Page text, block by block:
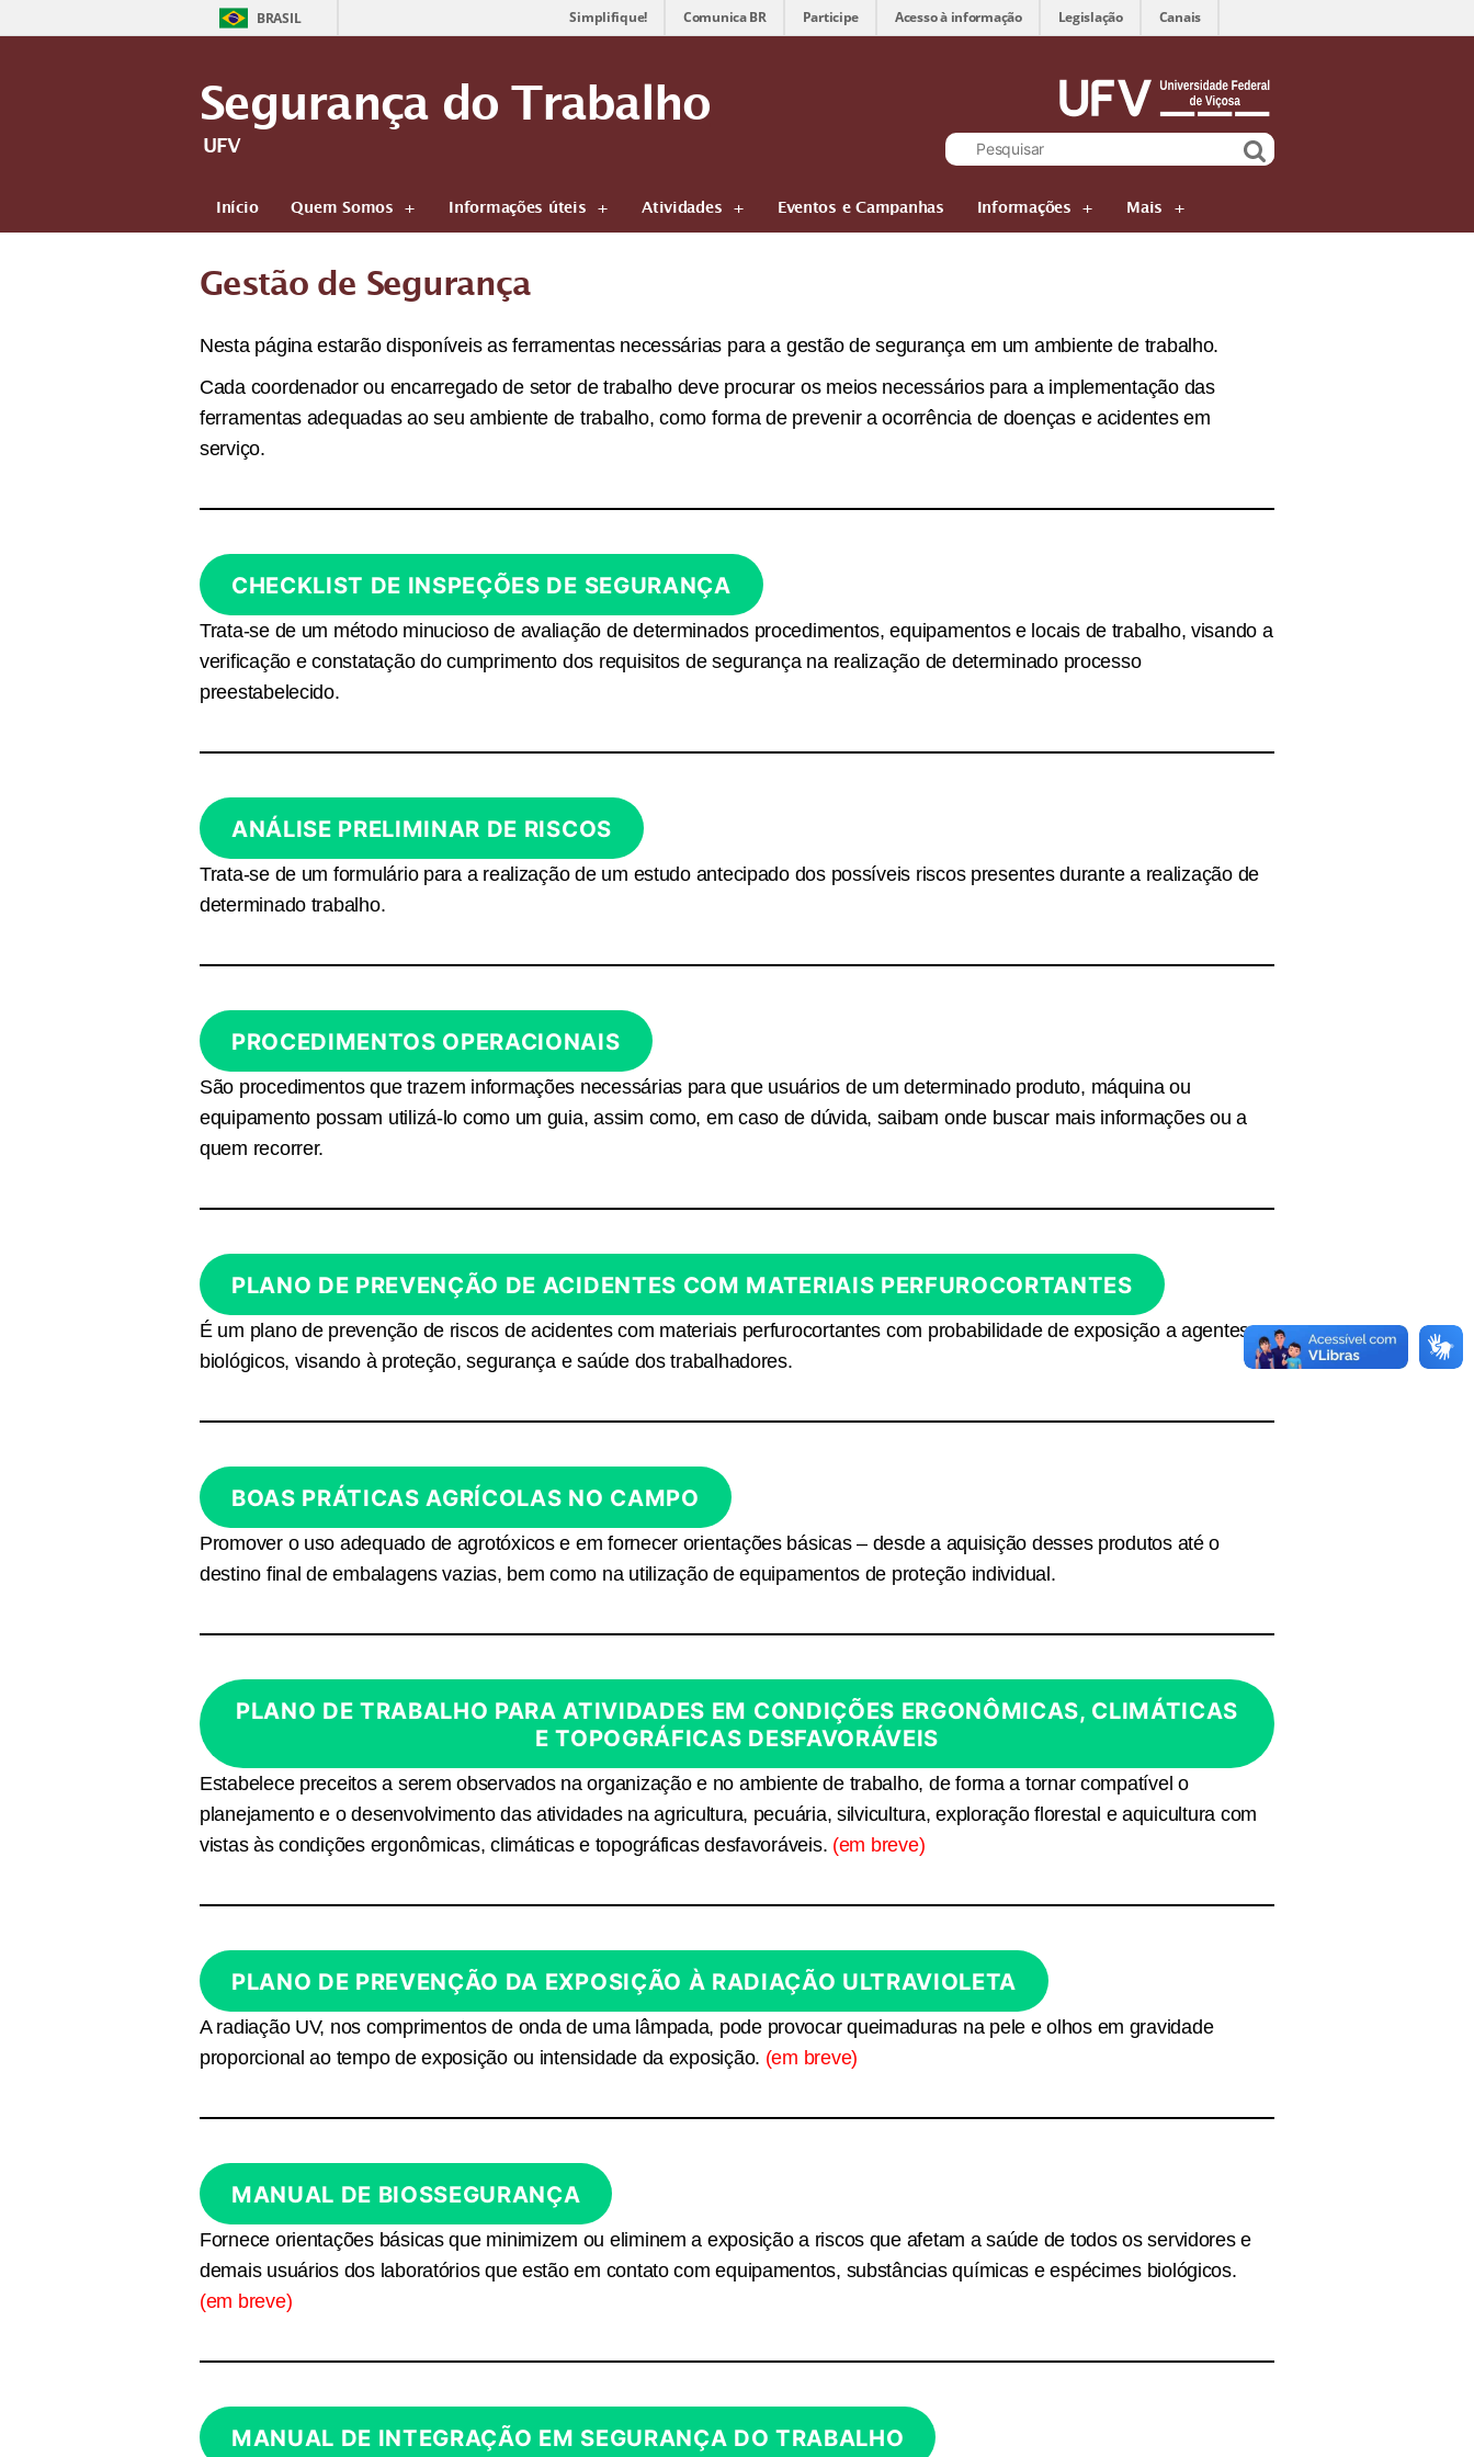
BRASIL Simplifique! Comunica BR Participe Acesso à informação Legislação Canais
Segurança do Trabalho
UFV
Início Quem Somos Informações úteis Atividades Eventos e Campanhas Informações Mais
Gestão de Segurança
Nesta página estarão disponíveis as ferramentas necessárias para a gestão de segurança em um ambiente de trabalho.
Cada coordenador ou encarregado de setor de trabalho deve procurar os meios necessários para a implementação das
ferramentas adequadas ao seu ambiente de trabalho, como forma de prevenir a ocorrência de doenças e acidentes em
serviço.
CHECKLIST DE INSPEÇÕES DE SEGURANÇA
Trata-se de um método minucioso de avaliação de determinados procedimentos, equipamentos e locais de trabalho, visando a
verificação e constatação do cumprimento dos requisitos de segurança na realização de determinado processo
preestabelecido.
ANÁLISE PRELIMINAR DE RISCOS
Trata-se de um formulário para a realização de um estudo antecipado dos possíveis riscos presentes durante a realização de
determinado trabalho.
PROCEDIMENTOS OPERACIONAIS
São procedimentos que trazem informações necessárias para que usuários de um determinado produto, máquina ou
equipamento possam utilizá-lo como um guia, assim como, em caso de dúvida, saibam onde buscar mais informações ou a
quem recorrer.
PLANO DE PREVENÇÃO DE ACIDENTES COM MATERIAIS PERFUROCORTANTES
É um plano de prevenção de riscos de acidentes com materiais perfurocortantes com probabilidade de exposição a agentes
biológicos, visando à proteção, segurança e saúde dos trabalhadores.
BOAS PRÁTICAS AGRÍCOLAS NO CAMPO
Promover o uso adequado de agrotóxicos e em fornecer orientações básicas – desde a aquisição desses produtos até o
destino final de embalagens vazias, bem como na utilização de equipamentos de proteção individual.
PLANO DE TRABALHO PARA ATIVIDADES EM CONDIÇÕES ERGONÔMICAS, CLIMÁTICAS
E TOPOGRÁFICAS DESFAVORÁVEIS
Estabelece preceitos a serem observados na organização e no ambiente de trabalho, de forma a tornar compatível o
planejamento e o desenvolvimento das atividades na agricultura, pecuária, silvicultura, exploração florestal e aquicultura com
vistas às condições ergonômicas, climáticas e topográficas desfavoráveis. (em breve)
PLANO DE PREVENÇÃO DA EXPOSIÇÃO À RADIAÇÃO ULTRAVIOLETA
A radiação UV, nos comprimentos de onda de uma lâmpada, pode provocar queimaduras na pele e olhos em gravidade
proporcional ao tempo de exposição ou intensidade da exposição. (em breve)
MANUAL DE BIOSSEGURANÇA
Fornece orientações básicas que minimizem ou eliminem a exposição a riscos que afetam a saúde de todos os servidores e
demais usuários dos laboratórios que estão em contato com equipamentos, substâncias químicas e espécimes biológicos.
(em breve)
MANUAL DE INTEGRAÇÃO EM SEGURANÇA DO TRABALHO